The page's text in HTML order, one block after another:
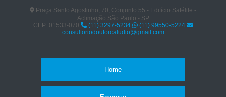
Praça Santo Agostinho, 70, Conjunto 55 - Edifício Satélite -
Aclimação São Paulo - SP
CEP: 01533-070
(11) 3297-5234
(11) 99550-5224
consultoriodoutorcaludio@gmail.com
Home